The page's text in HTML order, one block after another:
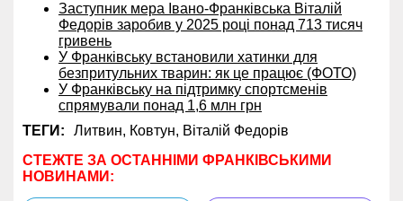
Заступник мера Івано-Франківська Віталій
Федорів заробив у 2025 році понад 713 тисяч
гривень
У Франківську встановили хатинки для
безпритульних тварин: як це працює (ФОТО)
У Франківську на підтримку спортсменів
спрямували понад 1,6 млн грн
ТЕГИ:
Литвин, Ковтун, Віталій Федорів
СТЕЖТЕ ЗА ОСТАННІМИ ФРАНКІВСЬКИМИ
НОВИНАМИ: